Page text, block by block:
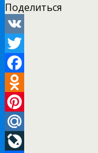
Поделиться
VK
Twitter
Facebook
Odnoklassniki
Pinterest
Mail.Ru